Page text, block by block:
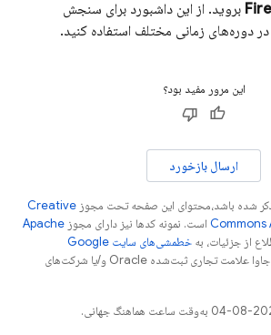
بروید. از این داشبورد برای سنجش
دوره‌های زمانی مختلف استفاده کنید.
این مرور مفید بود؟
ارسال بازخورد
ذکر شده باشد،‌محتوای این صفحه تحت مجوز Creative
Commons است. نمونه کدها نیز دارای مجوز Apache
از جزئیات، به
خطمشی‌های سایت Google
مراجعه کنید. جاوا علامت تجاری ثبت‌شده Oracle و/یا شرکت‌های